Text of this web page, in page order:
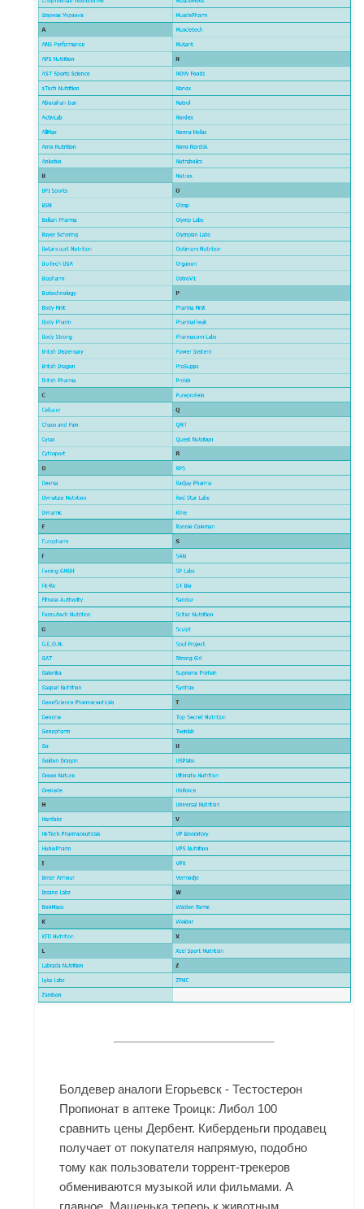
Болдевер аналоги Егорьевск - Тестостерон
Пропионат в аптеке Троицк: Либол 100
сравнить цены Дербент. Киберденьги продавец
получает от покупателя напрямую, подобно
тому как пользователи торрент-трекеров
обмениваются музыкой или фильмами. А
главное, Машенька теперь к животным